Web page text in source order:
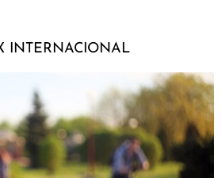
INTERNACIONAL